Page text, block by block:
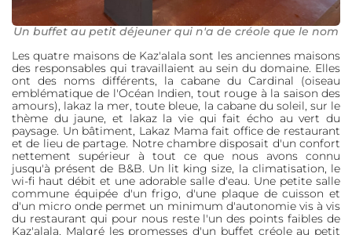
Un buffet au petit déjeuner qui n'a de créole que le nom
Les quatre maisons de Kaz'alala sont les anciennes maisons
des responsables qui travaillaient au sein du domaine. Elles
ont des noms différents, la cabane du Cardinal (oiseau
emblématique de l'Océan Indien, tout rouge à la saison des
amours), lakaz la mer, toute bleue, la cabane du soleil, sur le
thème du jaune, et lakaz la vie qui fait écho au vert du
paysage. Un bâtiment, Lakaz Mama fait office de restaurant
et de lieu de partage. Notre chambre disposait d'un confort
nettement supérieur à tout ce que nous avons connu
jusqu'à présent de B&B. Un lit king size, la climatisation, le
wi-fi haut débit et une adorable salle d'eau. Une petite salle
commune équipée d'un frigo, d'une plaque de cuisson et
d'un micro onde permet un minimum d'autonomie vis à vis
du restaurant qui pour nous reste l'un des points faibles de
Kaz'alala. Malgré les promesses d'un buffet créole au petit